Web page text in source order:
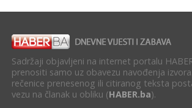
Sadržaji objavljeni na internet portalu
prenositi samo uz obavezu navođenja
rečenice prenesenog ili citiranog teksta
vezu na članak u obliku (HABER.ba).